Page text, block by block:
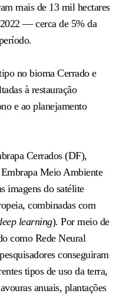
mais de 13 mil hectares
2022 — cerca de 5% da
no bioma Cerrado e
à restauração
e ao planejamento
Cerrados (DF),
Meio Ambiente
imagens do satélite
combinadas com
learning). Por meio de
como Rede Neural
conseguiram
tipos de uso da terra,
anuais, plantações